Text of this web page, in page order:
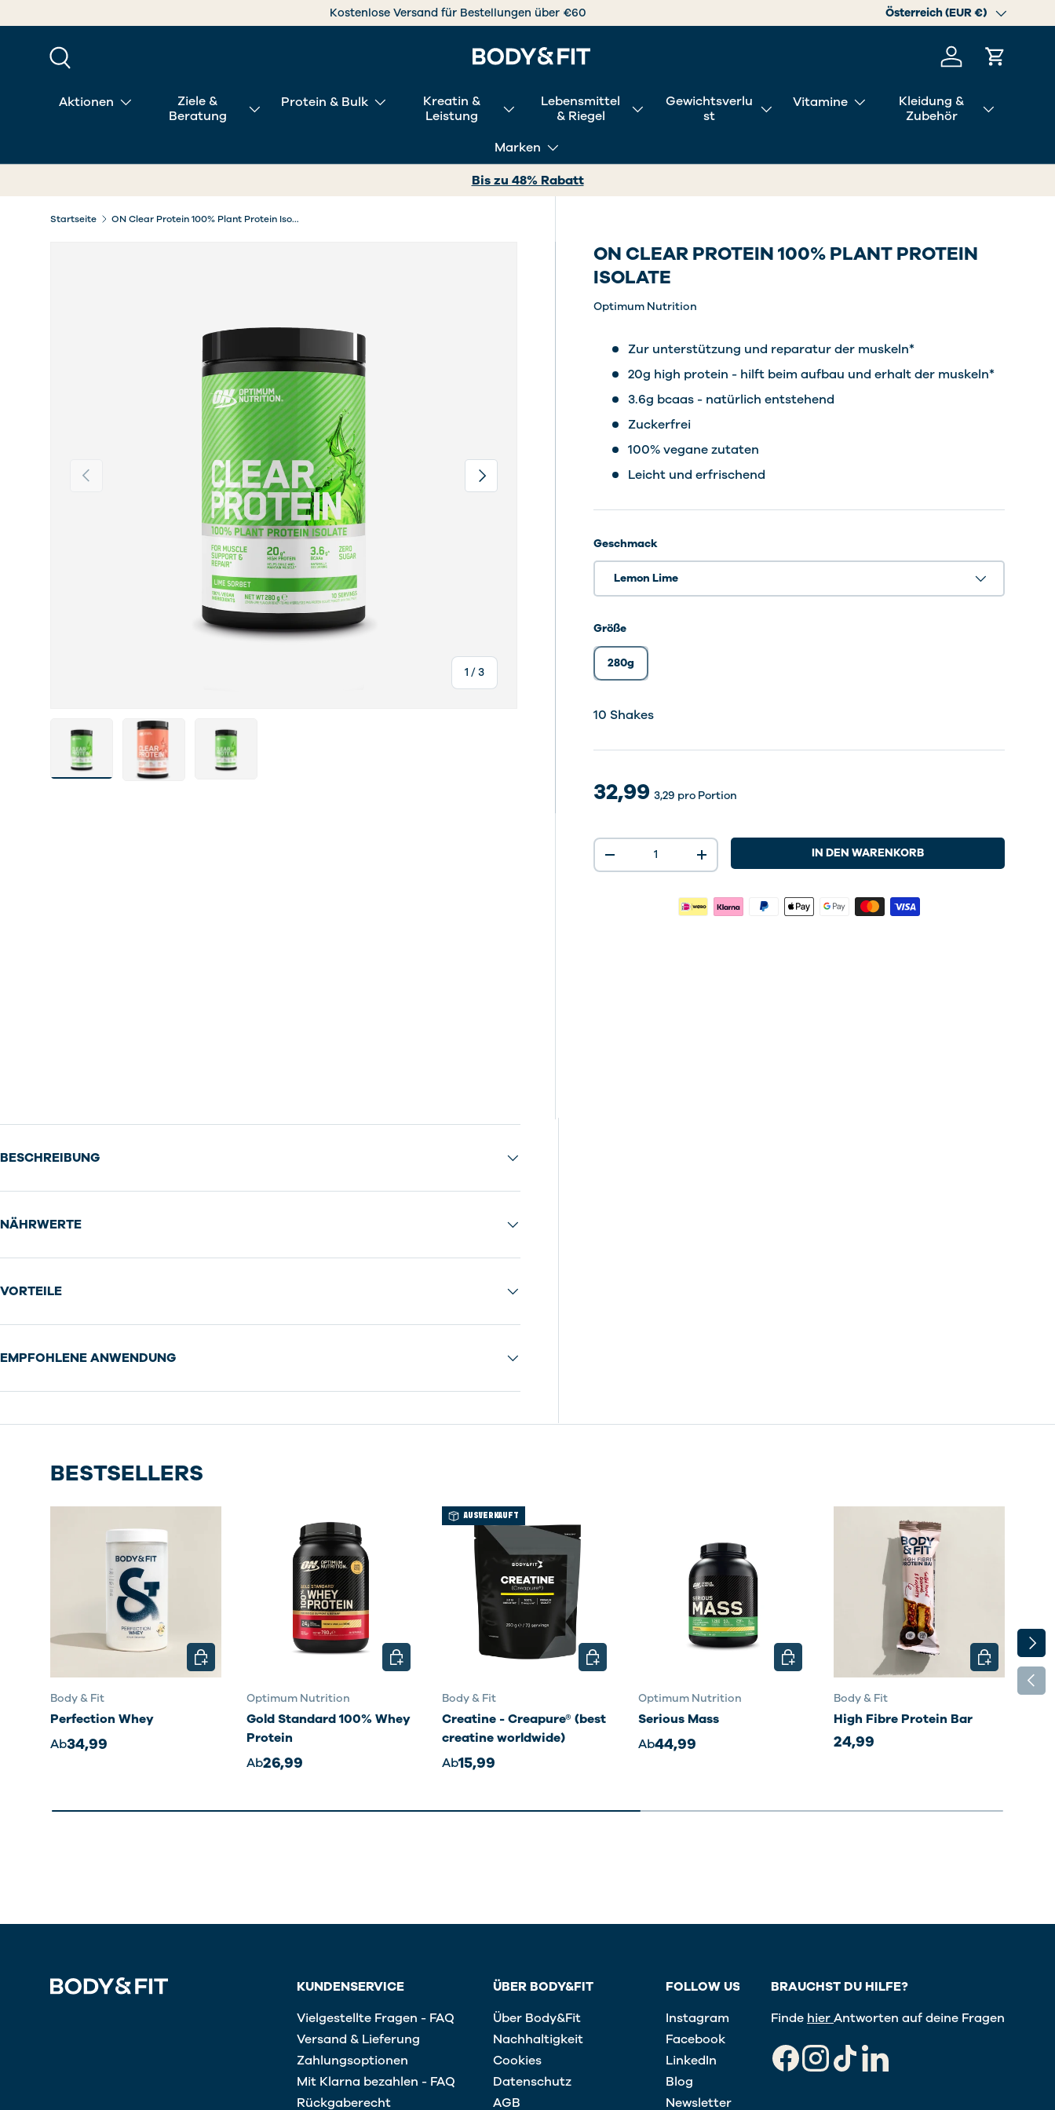
DIREKT ZUM INHALT
Jetzt shoppen, mit Klarna nachträglich bezahlen Land/Region
Österreich (EUR €)
Einloggen
Aktionen
Ziele &
Beratung
Protein & Bulk
Kreatin &
Leistung
Lebensmittel
& Riegel
Gewichtsverlu
st
Vitamine
Kleidung &
Zubehör
Marken
Bis zu 48% Rabatt
Startseite ON Clear Protein 100% Plant Protein Isolate
Vorherige
1 /von
3
Nächste
Bild 1 in Galerieansicht laden
Bild 3 in Galerieansicht laden
Bild 4 in Galerieansicht laden
ON CLEAR PROTEIN 100% PLANT PROTEIN
ISOLATE
Optimum Nutrition
Zur unterstützung und reparatur der muskeln*
20g high protein - hilft beim aufbau und erhalt der muskeln*
3.6g bcaas - natürlich entstehend
Zuckerfrei
100% vegane zutaten
Leicht und erfrischend
Geschmack
Lemon Lime
Größe
280g
10 Shakes10 Shakes
32,99 3,29 pro Portion
Anzahl
-
+ IN DEN WARENKORB
BESCHREIBUNG
NÄHRWERTE
VORTEILE
EMPFOHLENE ANWENDUNG
BESTSELLERS
Body & Fit
Perfection Whey
Ab34,99
OPTIONEN AUSWÄHLEN
Optimum Nutrition
Gold Standard 100% Whey
Protein
Ab26,99
OPTIONEN AUSWÄHLEN
AUSVERKAUFT
Body & Fit
Creatine - Creapure® (best
creatine worldwide)
Ab15,99
OPTIONEN AUSWÄHLEN
Optimum Nutrition
Serious Mass
Ab44,99
OPTIONEN AUSWÄHLEN
Body & Fit
High Fibre Protein Bar
24,99
OPTIONEN
KUNDENSERVICE
Vielgestellte Fragen - FAQ
Versand & Lieferung
Zahlungsoptionen
Mit Klarna bezahlen - FAQ
Rückgaberecht
ÜBER BODY&FIT
Über Body&Fit
Nachhaltigkeit
Cookies
Datenschutz
AGB
FOLLOW US
Instagram
Facebook
LinkedIn
Blog
Newsletter
BRAUCHST DU HILFE?
Finde hierAntworten auf deine Fragen
FacebookInstagram
TikTokLinkedIn